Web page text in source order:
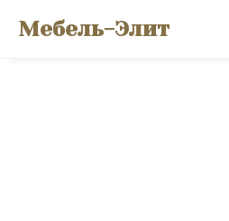
Мебель-Элит